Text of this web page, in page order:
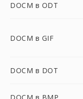
DOCM в ODT
DOCM в GIF
DOCM в DOT